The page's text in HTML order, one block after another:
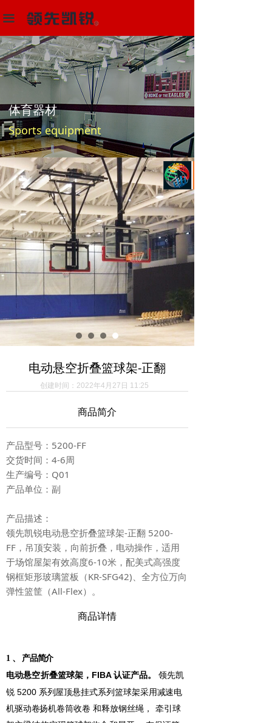
体育器材
Sports equipment
끀首页
多功能场馆器材设备
体育器材
项目中心
新闻动态
关于我们
联系我们
阿里巴巴店
电动悬空折叠篮球架-正翻
商品简介
创建时间： 2022年4月27日 11:25
产品型号：5200-FF
交货时间：4-6周
生产编号：Q01
产品单位：副
产品描述：
领先凯锐电动悬空折叠篮球架-正翻 5200-
FF，吊顶安装，向前折叠，电动操作，适用
于场馆屋架有效高度6-10米，配美式高强度
钢框矩形玻璃篮板（KR-SFG42)、全方位万向
弹性篮筐（All-Flex）。
商品详情
1 、
产品简介
电动悬空折叠篮球架， FIBA认证产品。
领先凯
锐 5200 系列屋顶悬挂式系列篮球架采用减速电
机驱动卷扬机卷筒收卷 和释放钢丝绳，
牵引球